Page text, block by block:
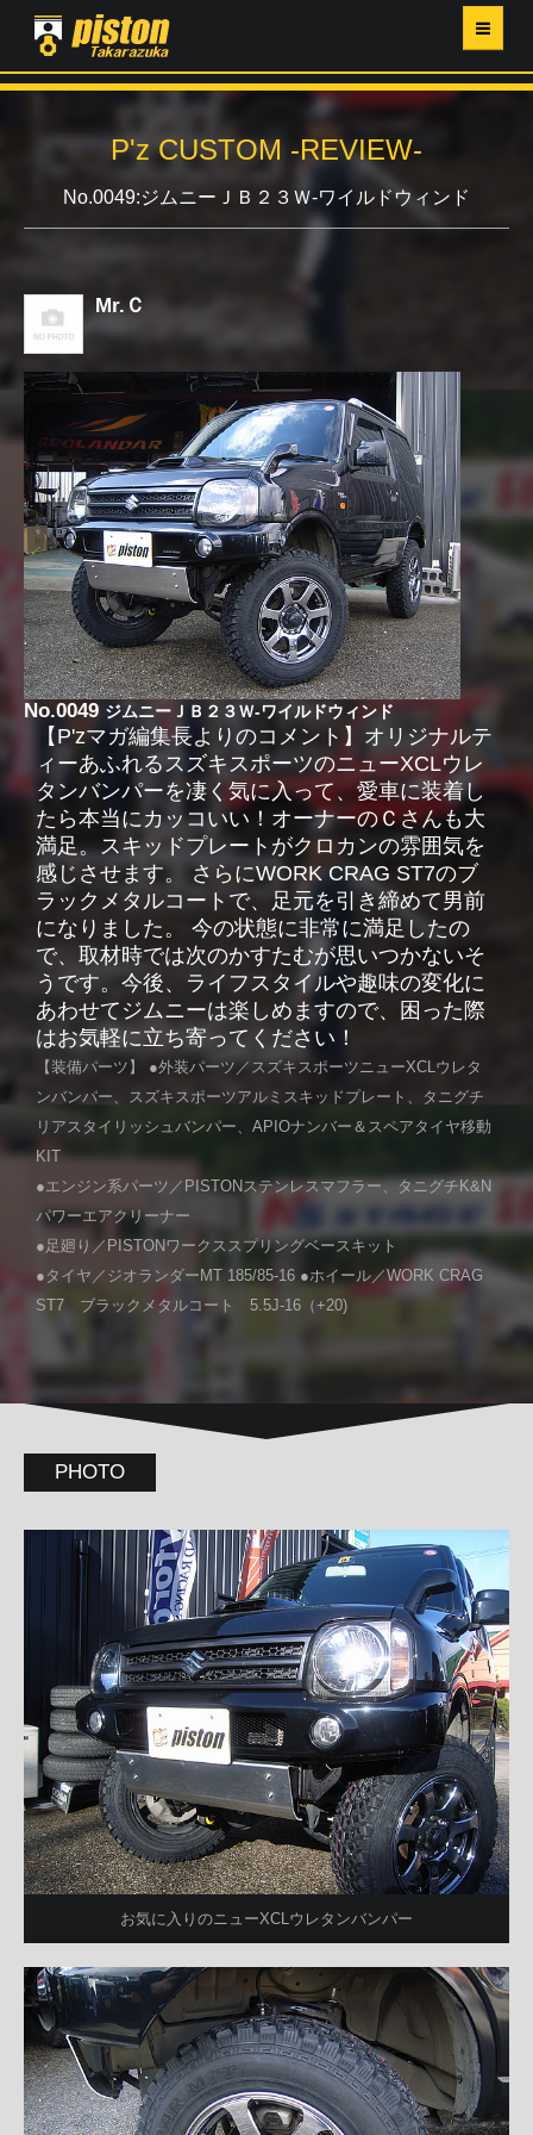
P'Z MAGAZINE
PISTON YAHOO店
店舗ご案内
P'z CUSTOM -REVIEW-
No.0049:ジムニーＪＢ２３Ｗ-ワイルドウィンド
Mr.Ｃ
No.0049 ジムニーＪＢ２３Ｗ-ワイルドウィンド
【P'zマガ編集長よりのコメント】オリジナルテ
ィーあふれるスズキスポーツのニューXCLウレ
タンバンパーを凄く気に入って、愛車に装着し
たら本当にカッコいい！オーナーのＣさんも大
満足。スキッドプレートがクロカンの雰囲気を
感じさせます。 さらにWORK CRAG ST7のブ
ラックメタルコートで、足元を引き締めて男前
になりました。 今の状態に非常に満足したの
で、取材時では次のかすたむが思いつかないそ
うです。今後、ライフスタイルや趣味の変化に
あわせてジムニーは楽しめますので、困った際
はお気軽に立ち寄ってください！
【装備パーツ】 ●外装パーツ／スズキスポーツニューXCLウレタ
ンバンパー、スズキスポーツアルミスキッドプレート、タニグチ
リアスタイリッシュバンパー、APIOナンバー＆スペアタイヤ移動
KIT
●エンジン系パーツ／PISTONステンレスマフラー、タニグチK&N
パワーエアクリーナー
●足廻り／PISTONワークススプリングベースキット
●タイヤ／ジオランダーMT 185/85-16 ●ホイール／WORK CRAG
ST7 ブラックメタルコート 5.5J-16（+20)
PHOTO
お気に入りのニューXCLウレタンバンパー